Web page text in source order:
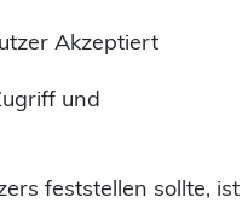
Akzeptiert
und
feststellen sollte, ist